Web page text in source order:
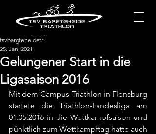
Gelungener Start in die
Ligasaison 2016
tsvbargteheidetri
25. Jan. 2021
Mit dem Campus-Triathlon in Flensburg
startete die Triathlon-Landesliga am
01.05.2016 in die Wettkampfsaison und
pünktlich zum Wettkampftag hatte auch